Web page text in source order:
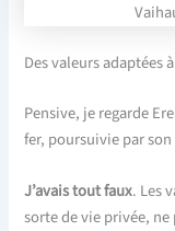
Des valeurs adaptées
Pensive, je regarde
fer, poursuivie par
J’avaistoutfaux. Les
sorte de vie privée,